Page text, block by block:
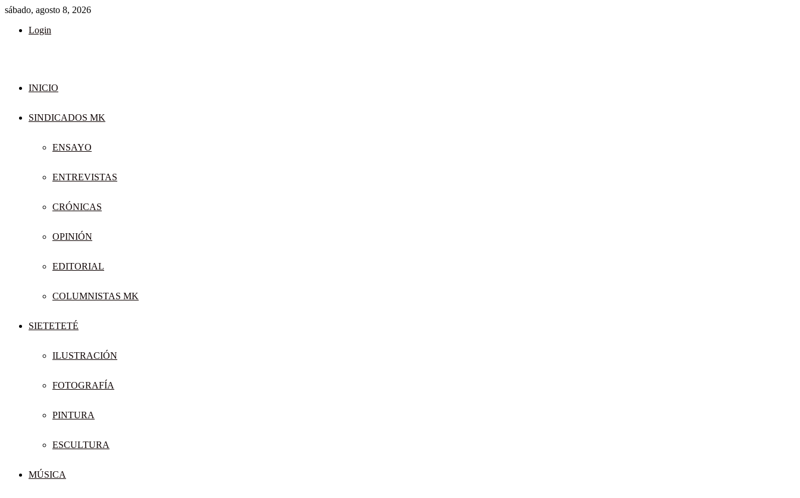
sábado, agosto 8, 2026
Login
INICIO
SINDICADOS MK
ENSAYO
ENTREVISTAS
CRÓNICAS
OPINIÓN
EDITORIAL
COLUMNISTAS MK
SIETETETÉ
ILUSTRACIÓN
FOTOGRAFÍA
PINTURA
ESCULTURA
MÚSICA